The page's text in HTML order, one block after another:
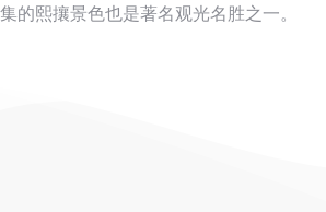
的熙攘景色也是著名观光名胜之一。